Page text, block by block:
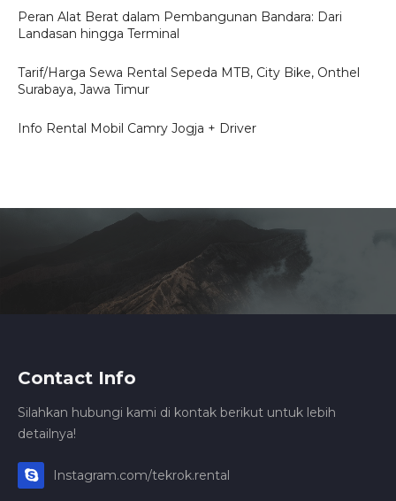
Peran Alat Berat dalam Pembangunan Bandara: Dari
Landasan hingga Terminal
Tarif/Harga Sewa Rental Sepeda MTB, City Bike, Onthel
Surabaya, Jawa Timur
Info Rental Mobil Camry Jogja + Driver
Contact Info
Silahkan hubungi kami di kontak berikut untuk lebih
detailnya!
Instagram.com/tekrok.rental